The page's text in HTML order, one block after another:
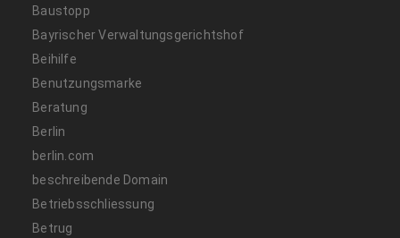
Baustopp
Bayrischer Verwaltungsgerichtshof
Beihilfe
Benutzungsmarke
Beratung
Berlin
berlin.com
beschreibende Domain
Betriebsschliessung
Betrug